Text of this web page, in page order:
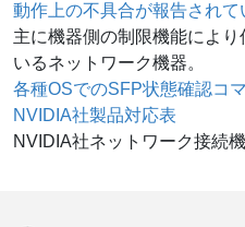
動作上の不具合が報告されて
主に機器側の制限機能によ
いるネットワーク機器。
各種OSでのSFP状態確認コ
NVIDIA社製品対応表
NVIDIA社ネットワーク接続